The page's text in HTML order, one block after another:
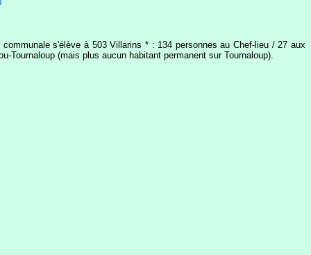
s'élève à 503 Villarins * : 134 personnes au Chef-lieu / 27 aux
(mais plus aucun habitant permanent sur Tournaloup).